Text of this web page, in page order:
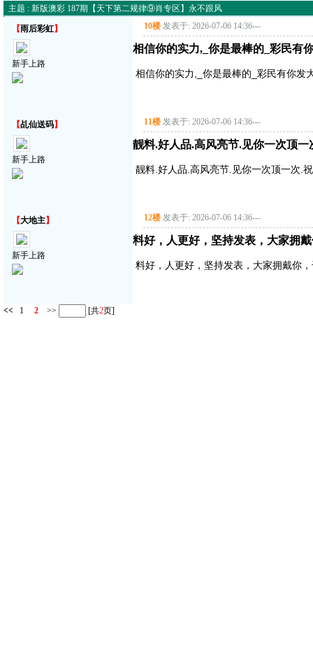
主题 : 新版澳彩 187期【天下第二规律⑨肖专区】永不跟风
【雨后彩虹】
新手上路
10楼 发表于: 2026-07-06 14:36---
相信你的实力,_你是最棒的_彩民有
相信你的实力,_你是最棒的_彩民有你发
【乩仙送码】
新手上路
11楼 发表于: 2026-07-06 14:36---
靓料.好人品.高风亮节.见你一次顶一
靓料.好人品.高风亮节.见你一次顶一次.
【大地主】
新手上路
12楼 发表于: 2026-07-06 14:36---
料好，人更好，坚持发表，大家拥
料好，人更好，坚持发表，大家拥戴你
<< 1 2 >> [共2页]